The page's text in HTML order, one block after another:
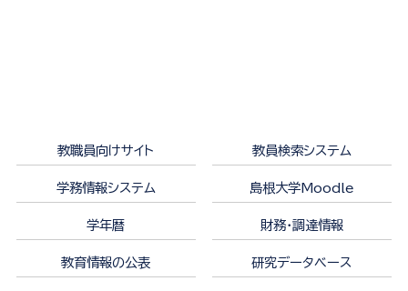
教職員向けサイト 教員検索システム
学務情報システム 島根大学Moodle
学年暦 財務・調達情報
教育情報の公表 研究データベース